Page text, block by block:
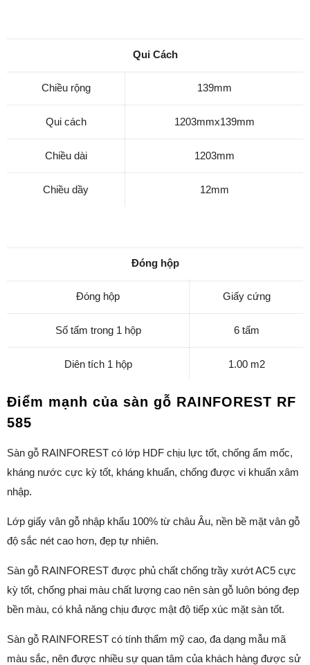
Qui Cách
Chiều rộng 139mm
Qui cách 1203mmx139mm
Chiều dài 1203mm
Chiều dầy 12mm
Đóng hộp
Đóng hộp Giấy cứng
Số tấm trong 1 hộp 6 tấm
Diên tích 1 hộp 1.00 m2
Điểm mạnh của sàn gỗ RAINFOREST RF
585
Sàn gỗ RAINFOREST có lớp HDF chịu lực tốt, chống ẩm mốc,
kháng nước cực kỳ tốt, kháng khuẩn, chống được vi khuẩn xâm
nhập.
Lớp giấy vân gỗ nhập khẩu 100% từ châu Âu, nền bề mặt vân gỗ
độ sắc nét cao hơn, đẹp tự nhiên.
Sàn gỗ RAINFOREST được phủ chất chống trầy xướt AC5 cực
kỳ tốt, chống phai màu chất lượng cao nên sàn gỗ luôn bóng đẹp
bền màu, có khả năng chịu được mật độ tiếp xúc mặt sàn tốt.
Sàn gỗ RAINFOREST có tính thẩm mỹ cao, đa dạng mẫu mã
màu sắc, nên được nhiều sự quan tâm của khách hàng được sử